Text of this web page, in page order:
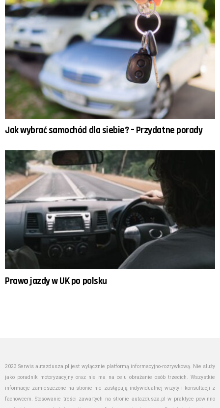
Jak wybrać samochód dla siebie? – Przydatne porady
Prawo jazdy w UK po polsku
2023 Serwis autazdusza.pl jest wyłącznie platformą informacyjno-rozrywkową. Nie służy
jako poradnik motoryzacyjny oraz nie ma na celu obrażanie osób trzecich. Wszystkie
informacje zamieszczone na stronie nie zastępują indywidualnej wizyty i konsultacji z
fachowcem. Stosowanie treści zawartych na stronie autazdusza.pl w praktyce powinno